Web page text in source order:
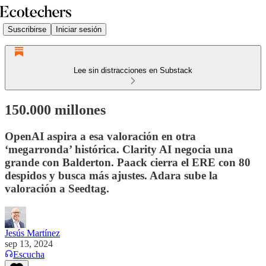
Suscribirse Iniciar sesión
Lee sin distracciones en Substack
150.000 millones
OpenAI aspira a esa valoración en otra
‘megarronda’ histórica. Clarity AI negocia una
grande con Balderton. Paack cierra el ERE con 80
despidos y busca más ajustes. Adara sube la
valoración a Seedtag.
Jesús Martínez
sep 13, 2024
Escucha